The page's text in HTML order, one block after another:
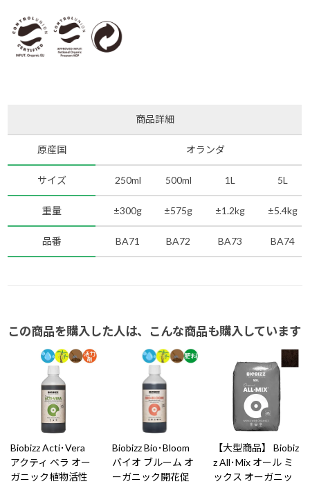
商品詳細
原産国 オランダ
サイズ 250ml 500ml 1L 5L
重量 ±300g ±575g ±1.2kg ±5.4kg
品番 BA71 BA72 BA73 BA74
この商品を購入した人は、こんな商品も購入しています
Biobizz Acti･Vera
アクティ ベラ オー
ガニック植物活性
Biobizz Bio･Bloom
バイオ ブルーム オ
ーガニック開花促
【大型商品】 Biobiz
z All･Mix オール ミ
ックス オーガニッ